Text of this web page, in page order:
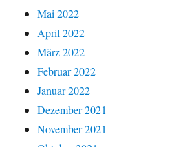
Mai 2022
April 2022
März 2022
Februar 2022
Januar 2022
Dezember 2021
November 2021